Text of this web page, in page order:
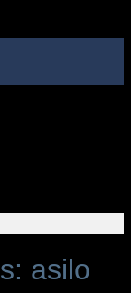
asilo